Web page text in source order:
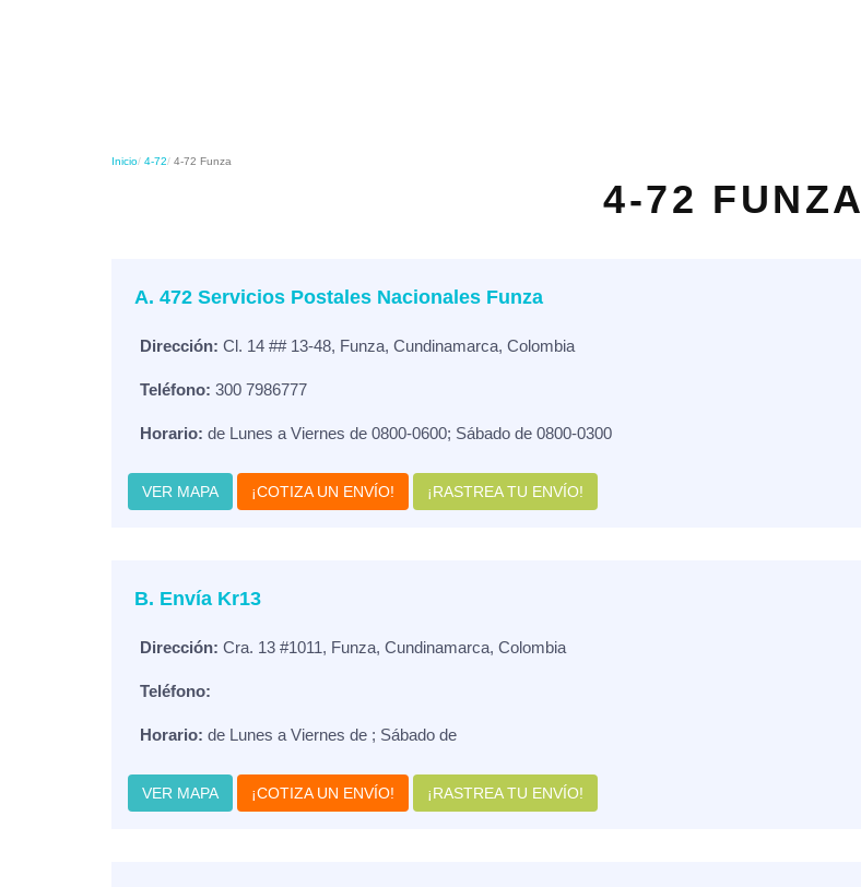
Inicio 4-72 4-72 Funza
4-72 FUNZA
A. 472 Servicios Postales Nacionales Funza
Dirección: Cl. 14 ## 13-48, Funza, Cundinamarca, Colombia
Teléfono: 300 7986777
Horario: de Lunes a Viernes de 0800-0600; Sábado de 0800-0300
VER MAPA ¡COTIZA UN ENVÍO! ¡RASTREA TU ENVÍO!
B. Envía Kr13
Dirección: Cra. 13 #1011, Funza, Cundinamarca, Colombia
Teléfono:
Horario: de Lunes a Viernes de ; Sábado de
VER MAPA ¡COTIZA UN ENVÍO! ¡RASTREA TU ENVÍO!